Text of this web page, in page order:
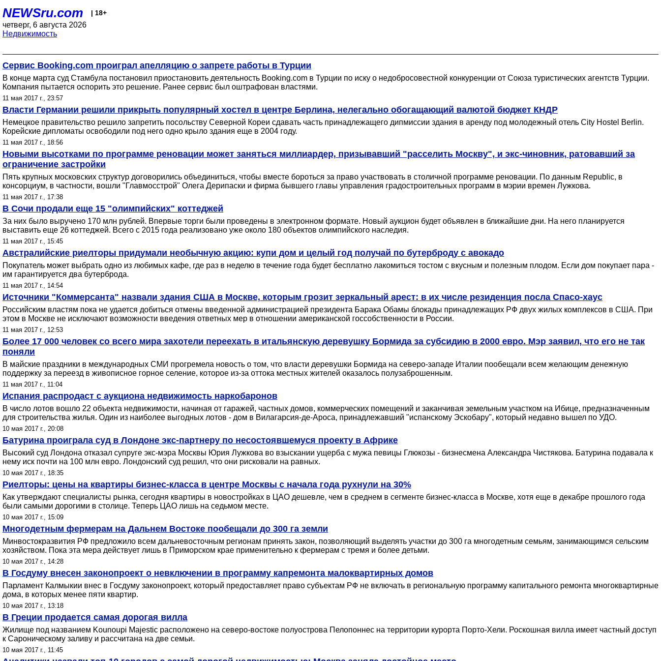
NEWSru.com | 18+
четверг, 6 августа 2026
Недвижимость
Сервис Booking.com проиграл апелляцию о запрете работы в Турции
В конце марта суд Стамбула постановил приостановить деятельность Booking.com в Турции по иску о недобросовестной конкуренции от Союза туристических агентств Турции.
Компания пытается оспорить это решение. Ранее сервис был оштрафован властями.
11 мая 2017 г., 23:57
Власти Германии решили прикрыть популярный хостел в центре Берлина, нелегально обогащающий валютой бюджет КНДР
Немецкое правительство решило запретить посольству Северной Кореи сдавать часть принадлежащего дипмиссии здания в аренду под молодежный отель City Hostel Berlin.
Корейские дипломаты освободили под него одно крыло здания еще в 2004 году.
11 мая 2017 г., 18:56
Новыми высотками по программе реновации может заняться миллиардер, призывавший "расселить Москву", и экс-чиновник, ратовавший за
ограничение застройки
Пять крупных московских структур договорились объединиться, чтобы вместе бороться за право участвовать в столичной программе реновации. По данным Republic, в
консорциум, в частности, вошли "Главмосстрой" Олега Дерипаски и фирма бывшего главы управления градостроительных программ в мэрии времен Лужкова.
11 мая 2017 г., 17:38
В Сочи продали еще 15 "олимпийских" коттеджей
За них было выручено 170 млн рублей. Впервые торги были проведены в электронном формате. Новый аукцион будет объявлен в ближайшие дни. На него планируется
выставить еще 26 коттеджей. Всего с 2015 года реализовано уже около 180 объектов олимпийского наследия.
11 мая 2017 г., 15:45
Австралийские риелторы придумали необычную акцию: купи дом и целый год получай по бутерброду с авокадо
Покупатель может выбрать одно из любимых кафе, где раз в неделю в течение года будет бесплатно лакомиться тостом с вкусным и полезным плодом. Если дом покупает пара -
им гарантируется два бутерброда.
11 мая 2017 г., 14:54
Источники "Коммерсанта" назвали здания США в Москве, которым грозит зеркальный арест: в их числе резиденция посла Спасо-хаус
Российским властям пока не удается добиться отмены введенной администрацией президента Барака Обамы блокады принадлежащих РФ двух жилых комплексов в США. При
этом в Москве не исключают возможности введения ответных мер в отношении американской госсобственности в России.
11 мая 2017 г., 12:53
Более 17 000 человек со всего мира захотели переехать в итальянскую деревушку Бормида за субсидию в 2000 евро. Мэр заявил, что его не так
поняли
В майские праздники в международных СМИ прогремела новость о том, что власти деревушки Бормида на северо-западе Италии пообещали всем желающим денежную
поддержку за переезд в живописное горное селение, которое из-за оттока местных жителей оказалось полузаброшенным.
11 мая 2017 г., 11:04
Испания распродаст с аукциона недвижимость наркобаронов
В число лотов вошло 22 объекта недвижимости, начиная от гаражей, частных домов, коммерческих помещений и заканчивая земельным участком на Ибице, предназначенным
для строительства жилья. Один из наиболее выгодных лотов - дом в Вилагарсия-де-Ароса, принадлежавший "испанскому Эскобару", который недавно вышел по УДО.
10 мая 2017 г., 20:08
Батурина проиграла суд в Лондоне экс-партнеру по несостоявшемуся проекту в Африке
Высокий суд Лондона отказал супруге экс-мэра Москвы Юрия Лужкова во взыскании ущерба с мужа певицы Глюкозы - бизнесмена Александра Чистякова. Батурина подавала к
нему иск почти на 100 млн евро. Лондонский суд решил, что они рисковали на равных.
10 мая 2017 г., 18:35
Риелторы: цены на квартиры бизнес-класса в центре Москвы с начала года рухнули на 30%
Как утверждают специалисты рынка, сегодня квартиры в новостройках в ЦАО дешевле, чем в среднем в сегменте бизнес-класса в Москве, хотя еще в декабре прошлого года
были самыми дорогими в столице. Теперь ЦАО лишь на седьмом месте.
10 мая 2017 г., 15:09
Многодетным фермерам на Дальнем Востоке пообещали до 300 га земли
Минвостокразвития РФ предложило всем дальневосточным регионам принять закон, позволяющий выделять участки до 300 га многодетным семьям, занимающимся сельским
хозяйством. Пока эта мера действует лишь в Приморском крае применительно к фермерам с тремя и более детьми.
10 мая 2017 г., 14:28
В Госдуму внесен законопроект о невключении в программу капремонта малоквартирных домов
Парламент Калмыкии внес в Госдуму законопроект, который предоставляет право субъектам РФ не включать в региональную программу капитального ремонта многоквартирные
дома, в которых менее пяти квартир.
10 мая 2017 г., 13:18
В Греции продается самая дорогая вилла
Жилище под названием Kounoupi Majestic расположено на северо-востоке полуострова Пелопоннес на территории курорта Порто-Хели. Роскошная вилла имеет частный доступ
к Сароническому заливу и рассчитана на две семьи.
10 мая 2017 г., 11:45